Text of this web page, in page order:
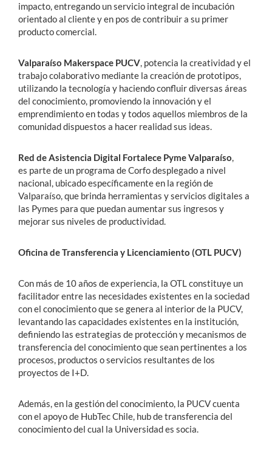
impacto, entregando un servicio integral de incubación
orientado al cliente y en pos de contribuir a su primer
producto comercial.
Valparaíso Makerspace PUCV, potencia la creatividad y el
trabajo colaborativo mediante la creación de prototipos,
utilizando la tecnología y haciendo confluir diversas áreas
del conocimiento, promoviendo la innovación y el
emprendimiento en todas y todos aquellos miembros de la
comunidad dispuestos a hacer realidad sus ideas.
Red de Asistencia Digital Fortalece Pyme Valparaíso,
es parte de un programa de Corfo desplegado a nivel
nacional, ubicado específicamente en la región de
Valparaíso, que brinda herramientas y servicios digitales a
las Pymes para que puedan aumentar sus ingresos y
mejorar sus niveles de productividad.
Oficina de Transferencia y Licenciamiento (OTL PUCV)
Con más de 10 años de experiencia, la OTL constituye un
facilitador entre las necesidades existentes en la sociedad
con el conocimiento que se genera al interior de la PUCV,
levantando las capacidades existentes en la institución,
definiendo las estrategias de protección y mecanismos de
transferencia del conocimiento que sean pertinentes a los
procesos, productos o servicios resultantes de los
proyectos de I+D.
Además, en la gestión del conocimiento, la PUCV cuenta
con el apoyo de HubTec Chile, hub de transferencia del
conocimiento del cual la Universidad es socia.